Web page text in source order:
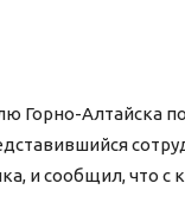
Горно-Алтайска
и сообщил, что с